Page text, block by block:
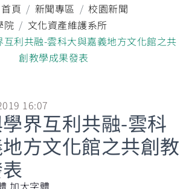
首頁 新聞專區
校園新聞
院
文化資產維護系所
互利共融-雲科大與嘉義地方文化館之共
創教學成果發表
16:07
界互利共融-雲科
方文化館之共創教
加大字體